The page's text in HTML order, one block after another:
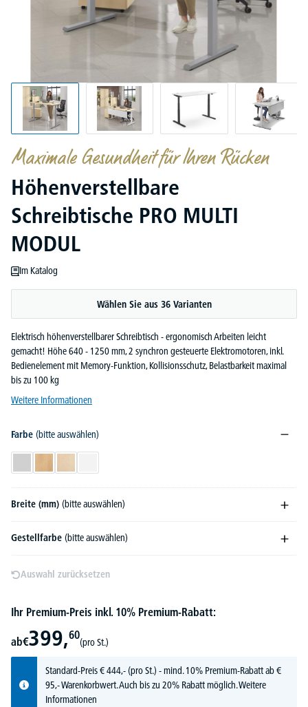
Maximale Gesundheit für Ihren Rücken
Höhenverstellbare
Schreibtische PRO MULTI
MODUL
Im Katalog
Wählen Sie aus 36 Varianten
Elektrisch höhenverstellbarer Schreibtisch - ergonomisch Arbeiten leicht
gemacht! Höhe 640 - 1250 mm, 2 synchron gesteuerte Elektromotoren, inkl.
Bedienelement mit Memory-Funktion, Kollisionsschutz, Belastbarkeit maximal
bis zu 100 kg
Weitere Informationen
Farbe (bitte auswählen)
LichtgrauBuchedekorAhorndekor
Breite (mm) (bitte auswählen)
Gestellfarbe (bitte auswählen)
Auswahl zurücksetzen
Ihr Premium-Preis inkl. 10% Premium-Rabatt:
ab€399,60
(pro St.)
Standard-Preis€444,-(pro St.) - mind. 10% Premium-Rabatt ab €
95,- Warenkorbwert. Auch bis zu 20% Rabatt möglich.Weitere
Informationen